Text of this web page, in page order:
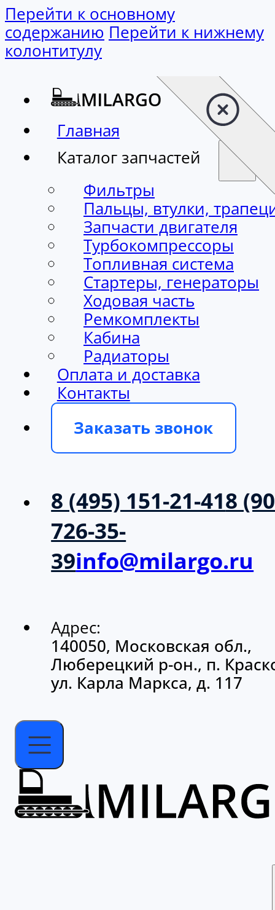
Перейти к основному содержанию
Перейти к нижнему колонтитулу
Главная
Каталог запчастей
Фильтры
Пальцы, втулки,
Запчасти двигателя
Турбокомпрессоры
Топливная система
Стартеры, генераторы
Ходовая часть
Ремкомплекты
Кабина
Радиаторы
Оплата и доставка
Контакты
Заказать звонок
726-35-
39info@milargo.ru
140050, Московская обл.,
Люберецкий р-он., п.
ул. Карла Маркса, д. 117